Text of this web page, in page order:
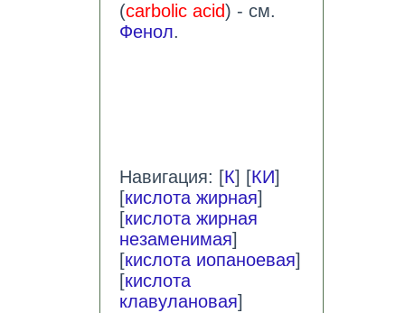
(carbolic acid) - см.
Фенол.
Навигация: [К] [КИ]
[кислота жирная]
[кислота жирная
незаменимая]
[кислота иопаноевая]
[кислота
клавулановая]